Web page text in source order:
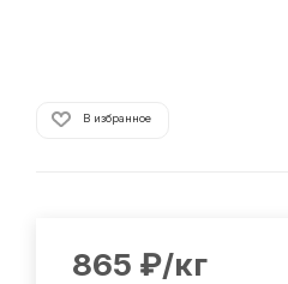
В избранное
865 ₽/кг